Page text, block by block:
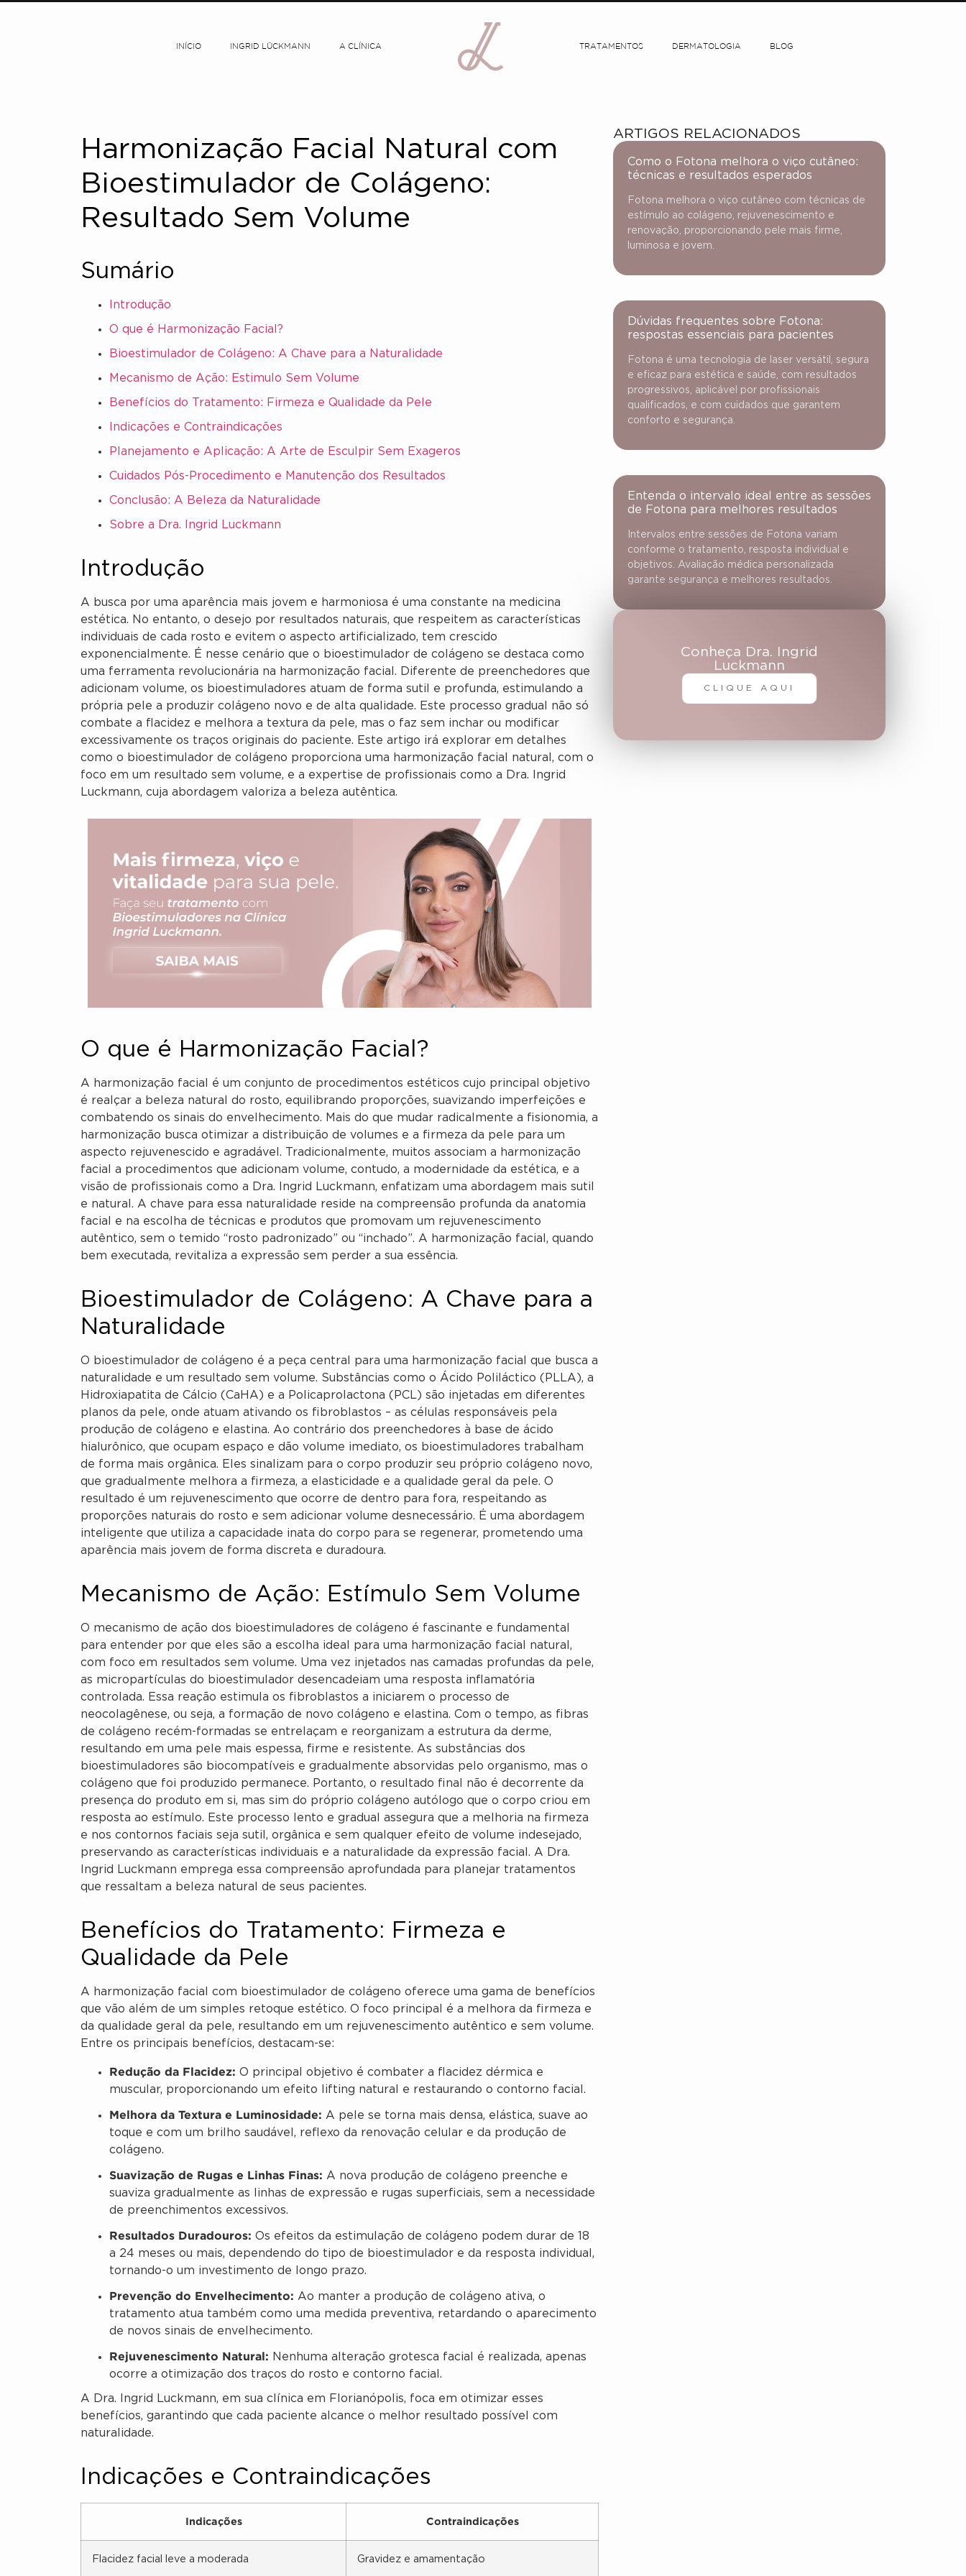
INÍCIO INGRID LÜCKMANN A CLÍNICA TRATAMENTOS DERMATOLOGIA BLOG
Harmonização Facial Natural com
Bioestimulador de Colágeno:
Resultado Sem Volume
Sumário
Introdução
O que é Harmonização Facial?
Bioestimulador de Colágeno: A Chave para a Naturalidade
Mecanismo de Ação: Estimulo Sem Volume
Benefícios do Tratamento: Firmeza e Qualidade da Pele
Indicações e Contraindicações
Planejamento e Aplicação: A Arte de Esculpir Sem Exageros
Cuidados Pós-Procedimento e Manutenção dos Resultados
Conclusão: A Beleza da Naturalidade
Sobre a Dra. Ingrid Luckmann
Introdução
A busca por uma aparência mais jovem e harmoniosa é uma constante na medicina
estética. No entanto, o desejo por resultados naturais, que respeitem as características
individuais de cada rosto e evitem o aspecto artificializado, tem crescido
exponencialmente. É nesse cenário que o bioestimulador de colágeno se destaca como
uma ferramenta revolucionária na harmonização facial. Diferente de preenchedores que
adicionam volume, os bioestimuladores atuam de forma sutil e profunda, estimulando a
própria pele a produzir colágeno novo e de alta qualidade. Este processo gradual não só
combate a flacidez e melhora a textura da pele, mas o faz sem inchar ou modificar
excessivamente os traços originais do paciente. Este artigo irá explorar em detalhes
como o bioestimulador de colágeno proporciona uma harmonização facial natural, com o
foco em um resultado sem volume, e a expertise de profissionais como a Dra. Ingrid
Luckmann, cuja abordagem valoriza a beleza autêntica.
O que é Harmonização Facial?
A harmonização facial é um conjunto de procedimentos estéticos cujo principal objetivo
é realçar a beleza natural do rosto, equilibrando proporções, suavizando imperfeições e
combatendo os sinais do envelhecimento. Mais do que mudar radicalmente a fisionomia, a
harmonização busca otimizar a distribuição de volumes e a firmeza da pele para um
aspecto rejuvenescido e agradável. Tradicionalmente, muitos associam a harmonização
facial a procedimentos que adicionam volume, contudo, a modernidade da estética, e a
visão de profissionais como a Dra. Ingrid Luckmann, enfatizam uma abordagem mais sutil
e natural. A chave para essa naturalidade reside na compreensão profunda da anatomia
facial e na escolha de técnicas e produtos que promovam um rejuvenescimento
autêntico, sem o temido “rosto padronizado” ou “inchado”. A harmonização facial, quando
bem executada, revitaliza a expressão sem perder a sua essência.
Bioestimulador de Colágeno: A Chave para a
Naturalidade
O bioestimulador de colágeno é a peça central para uma harmonização facial que busca a
naturalidade e um resultado sem volume. Substâncias como o Ácido Poliláctico (PLLA), a
Hidroxiapatita de Cálcio (CaHA) e a Policaprolactona (PCL) são injetadas em diferentes
planos da pele, onde atuam ativando os fibroblastos – as células responsáveis pela
produção de colágeno e elastina. Ao contrário dos preenchedores à base de ácido
hialurônico, que ocupam espaço e dão volume imediato, os bioestimuladores trabalham
de forma mais orgânica. Eles sinalizam para o corpo produzir seu próprio colágeno novo,
que gradualmente melhora a firmeza, a elasticidade e a qualidade geral da pele. O
resultado é um rejuvenescimento que ocorre de dentro para fora, respeitando as
proporções naturais do rosto e sem adicionar volume desnecessário. É uma abordagem
inteligente que utiliza a capacidade inata do corpo para se regenerar, prometendo uma
aparência mais jovem de forma discreta e duradoura.
Mecanismo de Ação: Estímulo Sem Volume
O mecanismo de ação dos bioestimuladores de colágeno é fascinante e fundamental
para entender por que eles são a escolha ideal para uma harmonização facial natural,
com foco em resultados sem volume. Uma vez injetados nas camadas profundas da pele,
as micropartículas do bioestimulador desencadeiam uma resposta inflamatória
controlada. Essa reação estimula os fibroblastos a iniciarem o processo de
neocolagênese, ou seja, a formação de novo colágeno e elastina. Com o tempo, as fibras
de colágeno recém-formadas se entrelaçam e reorganizam a estrutura da derme,
resultando em uma pele mais espessa, firme e resistente. As substâncias dos
bioestimuladores são biocompatíveis e gradualmente absorvidas pelo organismo, mas o
colágeno que foi produzido permanece. Portanto, o resultado final não é decorrente da
presença do produto em si, mas sim do próprio colágeno autólogo que o corpo criou em
resposta ao estímulo. Este processo lento e gradual assegura que a melhoria na firmeza
e nos contornos faciais seja sutil, orgânica e sem qualquer efeito de volume indesejado,
preservando as características individuais e a naturalidade da expressão facial. A Dra.
Ingrid Luckmann emprega essa compreensão aprofundada para planejar tratamentos
que ressaltam a beleza natural de seus pacientes.
Benefícios do Tratamento: Firmeza e
Qualidade da Pele
A harmonização facial com bioestimulador de colágeno oferece uma gama de benefícios
que vão além de um simples retoque estético. O foco principal é a melhora da firmeza e
da qualidade geral da pele, resultando em um rejuvenescimento autêntico e sem volume.
Entre os principais benefícios, destacam-se:
Redução da Flacidez: O principal objetivo é combater a flacidez dérmica e
muscular, proporcionando um efeito lifting natural e restaurando o contorno facial.
Melhora da Textura e Luminosidade: A pele se torna mais densa, elástica, suave ao
toque e com um brilho saudável, reflexo da renovação celular e da produção de
colágeno.
Suavização de Rugas e Linhas Finas: A nova produção de colágeno preenche e
suaviza gradualmente as linhas de expressão e rugas superficiais, sem a necessidade
de preenchimentos excessivos.
Resultados Duradouros: Os efeitos da estimulação de colágeno podem durar de 18
a 24 meses ou mais, dependendo do tipo de bioestimulador e da resposta individual,
tornando-o um investimento de longo prazo.
Prevenção do Envelhecimento: Ao manter a produção de colágeno ativa, o
tratamento atua também como uma medida preventiva, retardando o aparecimento
de novos sinais de envelhecimento.
Rejuvenescimento Natural: Nenhuma alteração grotesca facial é realizada, apenas
ocorre a otimização dos traços do rosto e contorno facial.
A Dra. Ingrid Luckmann, em sua clínica em Florianópolis, foca em otimizar esses
benefícios, garantindo que cada paciente alcance o melhor resultado possível com
naturalidade.
Indicações e Contraindicações
Indicações Contraindicações
Flacidez facial leve a moderada Gravidez e amamentação
ARTIGOS RELACIONADOS
Como o Fotona melhora o viço cutâneo:
técnicas e resultados esperados
Fotona melhora o viço cutâneo com técnicas de
estímulo ao colágeno, rejuvenescimento e
renovação, proporcionando pele mais firme,
luminosa e jovem.
Dúvidas frequentes sobre Fotona:
respostas essenciais para pacientes
Fotona é uma tecnologia de laser versátil, segura
e eficaz para estética e saúde, com resultados
progressivos, aplicável por profissionais
qualificados, e com cuidados que garantem
conforto e segurança.
Entenda o intervalo ideal entre as sessões
de Fotona para melhores resultados
Intervalos entre sessões de Fotona variam
conforme o tratamento, resposta individual e
objetivos. Avaliação médica personalizada
garante segurança e melhores resultados.
Conheça Dra. Ingrid
Luckmann
CLIQUE AQUI